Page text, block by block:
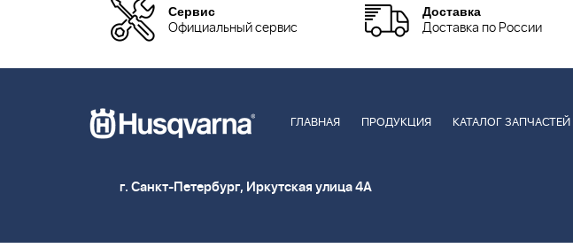
Сервис
Официальный сервис
Доставка
Доставка по России
ГЛАВНАЯ ПРОДУКЦИЯ КАТАЛОГ ЗАПЧАСТЕЙ
г. Санкт-Петербург, Иркутская улица 4А